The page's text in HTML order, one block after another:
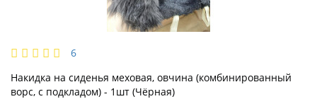
6
Накидка на сиденья меховая, овчина (комбинированный
ворс, с подкладом) - 1шт (Чёрная)